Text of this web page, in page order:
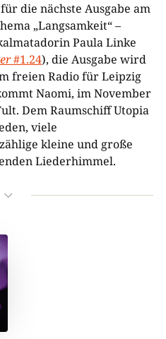
die nächste Ausgabe am
„Langsamkeit“ –
Paula Linke
#1.24), die Ausgabe wird
freien Radio für Leipzig
Naomi, im November
Dem Raumschiff Utopia
viele
kleine und große
Liederhimmel.
3